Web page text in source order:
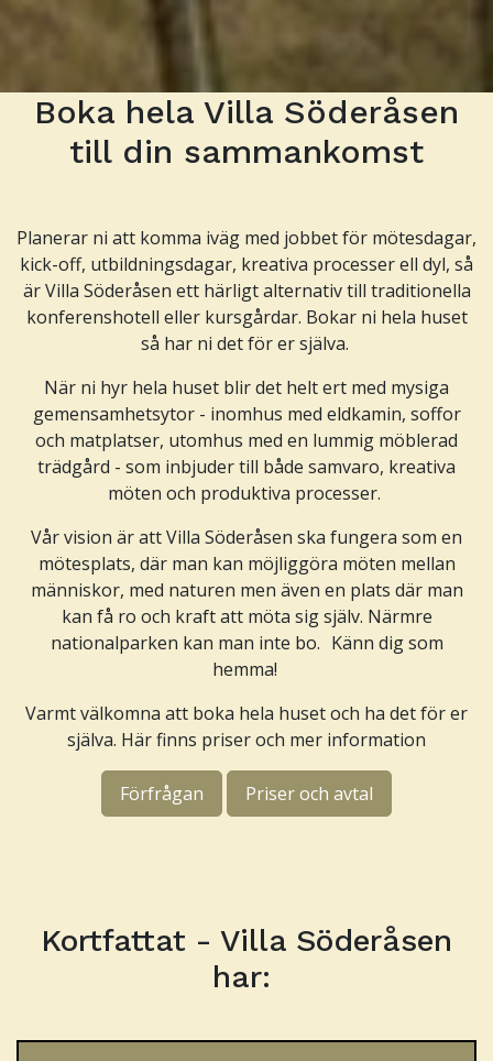
Pause
Boka hela Villa Söderåsen
till din sammankomst
Planerar ni att komma iväg med jobbet för mötesdagar,
kick-off, utbildningsdagar, kreativa processer ell dyl, så
är Villa Söderåsen ett härligt alternativ till traditionella
konferenshotell eller kursgårdar. Bokar ni hela huset
så har ni det för er själva.
När ni hyr hela huset blir det helt ert med mysiga
gemensamhetsytor - inomhus med eldkamin, soffor
och matplatser, utomhus med en lummig möblerad
trädgård - som inbjuder till både samvaro, kreativa
möten och produktiva processer.
Vår vision är att Villa Söderåsen ska fungera som en
mötesplats, där man kan möjliggöra möten mellan
människor, med naturen men även en plats där man
kan få ro och kraft att möta sig själv. Närmre
nationalparken kan man inte bo. Känn dig som
hemma!
Varmt välkomna att boka hela huset och ha det för er
själva. Här finns priser och mer information
Förfrågan Priser och avtal
Kortfattat - Villa Söderåsen
har: